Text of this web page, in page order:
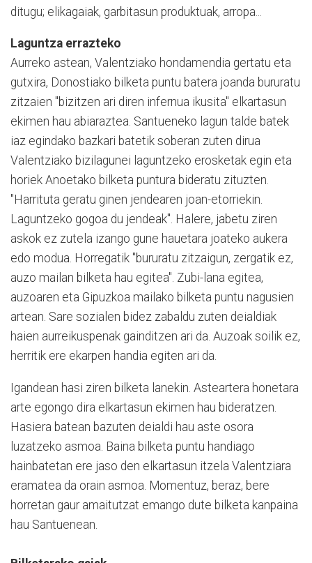
ditugu; elikagaiak, garbitasun produktuak, arropa...
Laguntza errazteko
Aurreko astean, Valentziako hondamendia gertatu eta
gutxira, Donostiako bilketa puntu batera joanda bururatu
zitzaien "bizitzen ari diren infernua ikusita" elkartasun
ekimen hau abiaraztea. Santueneko lagun talde batek
iaz egindako bazkari batetik soberan zuten dirua
Valentziako bizilagunei laguntzeko erosketak egin eta
horiek Anoetako bilketa puntura bideratu zituzten.
"Harrituta geratu ginen jendearen joan-etorriekin.
Laguntzeko gogoa du jendeak". Halere, jabetu ziren
askok ez zutela izango gune hauetara joateko aukera
edo modua. Horregatik "bururatu zitzaigun, zergatik ez,
auzo mailan bilketa hau egitea". Zubi-lana egitea,
auzoaren eta Gipuzkoa mailako bilketa puntu nagusien
artean. Sare sozialen bidez zabaldu zuten deialdiak
haien aurreikuspenak gainditzen ari da. Auzoak soilik ez,
herritik ere ekarpen handia egiten ari da.
Igandean hasi ziren bilketa lanekin. Asteartera honetara
arte egongo dira elkartasun ekimen hau bideratzen.
Hasiera batean bazuten deialdi hau aste osora
luzatzeko asmoa. Baina bilketa puntu handiago
hainbatetan ere jaso den elkartasun itzela Valentziara
eramatea da orain asmoa. Momentuz, beraz, bere
horretan gaur amaitutzat emango dute bilketa kanpaina
hau Santuenean.